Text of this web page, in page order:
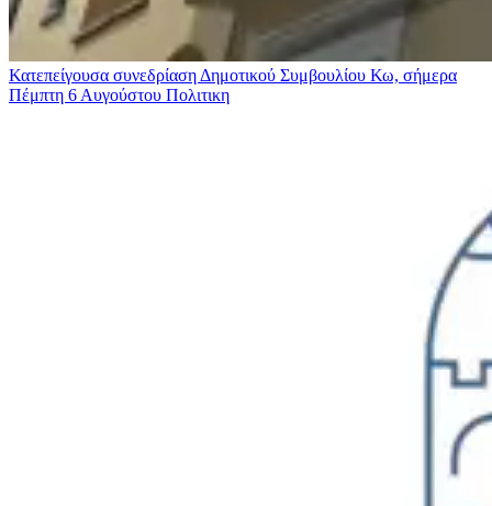
Κατεπείγουσα συνεδρίαση Δημοτικού Συμβουλίου Κω, σήμερα
Πέμπτη 6 Αυγούστου Πολιτικη